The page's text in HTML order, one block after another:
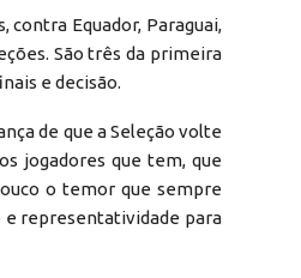
contra Equador, Paraguai,
São três da primeira
e decisão.
de que a Seleção volte
jogadores que tem, que
o temor que sempre
representatividade para